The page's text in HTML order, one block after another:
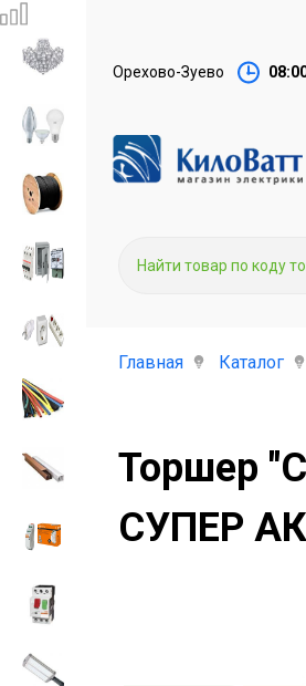
Орехово-Зуево
Главная Каталог
Торшер
СУПЕР